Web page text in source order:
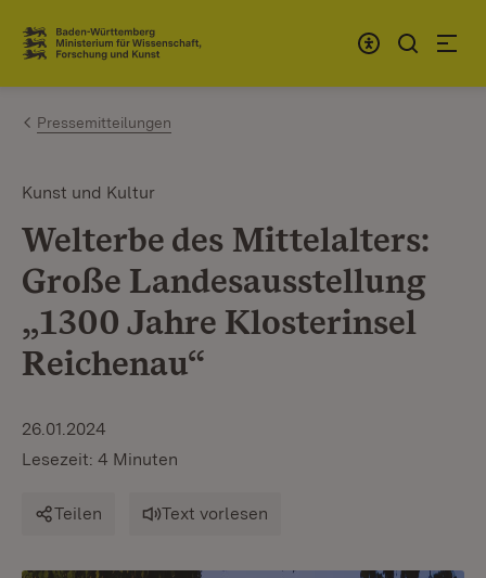
Zum Inhalt springen
Link zur Startseite
Pressemitteilungen
Kunst und Kultur
Welterbe des Mittelalters:
Große Landesausstellung
„1300 Jahre Klosterinsel
Reichenau“
26.01.2024
Lesezeit: 4 Minuten
Teilen Text vorlesen